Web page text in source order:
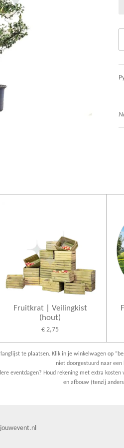
Fruitkrat | Veilingkist
(hout)
€ 2,75
te plaatsen. Klik in je winkelwagen op
niet doorgestuurd naar een
eventdagen? Houd rekening met extra
en afbouw (tenzij